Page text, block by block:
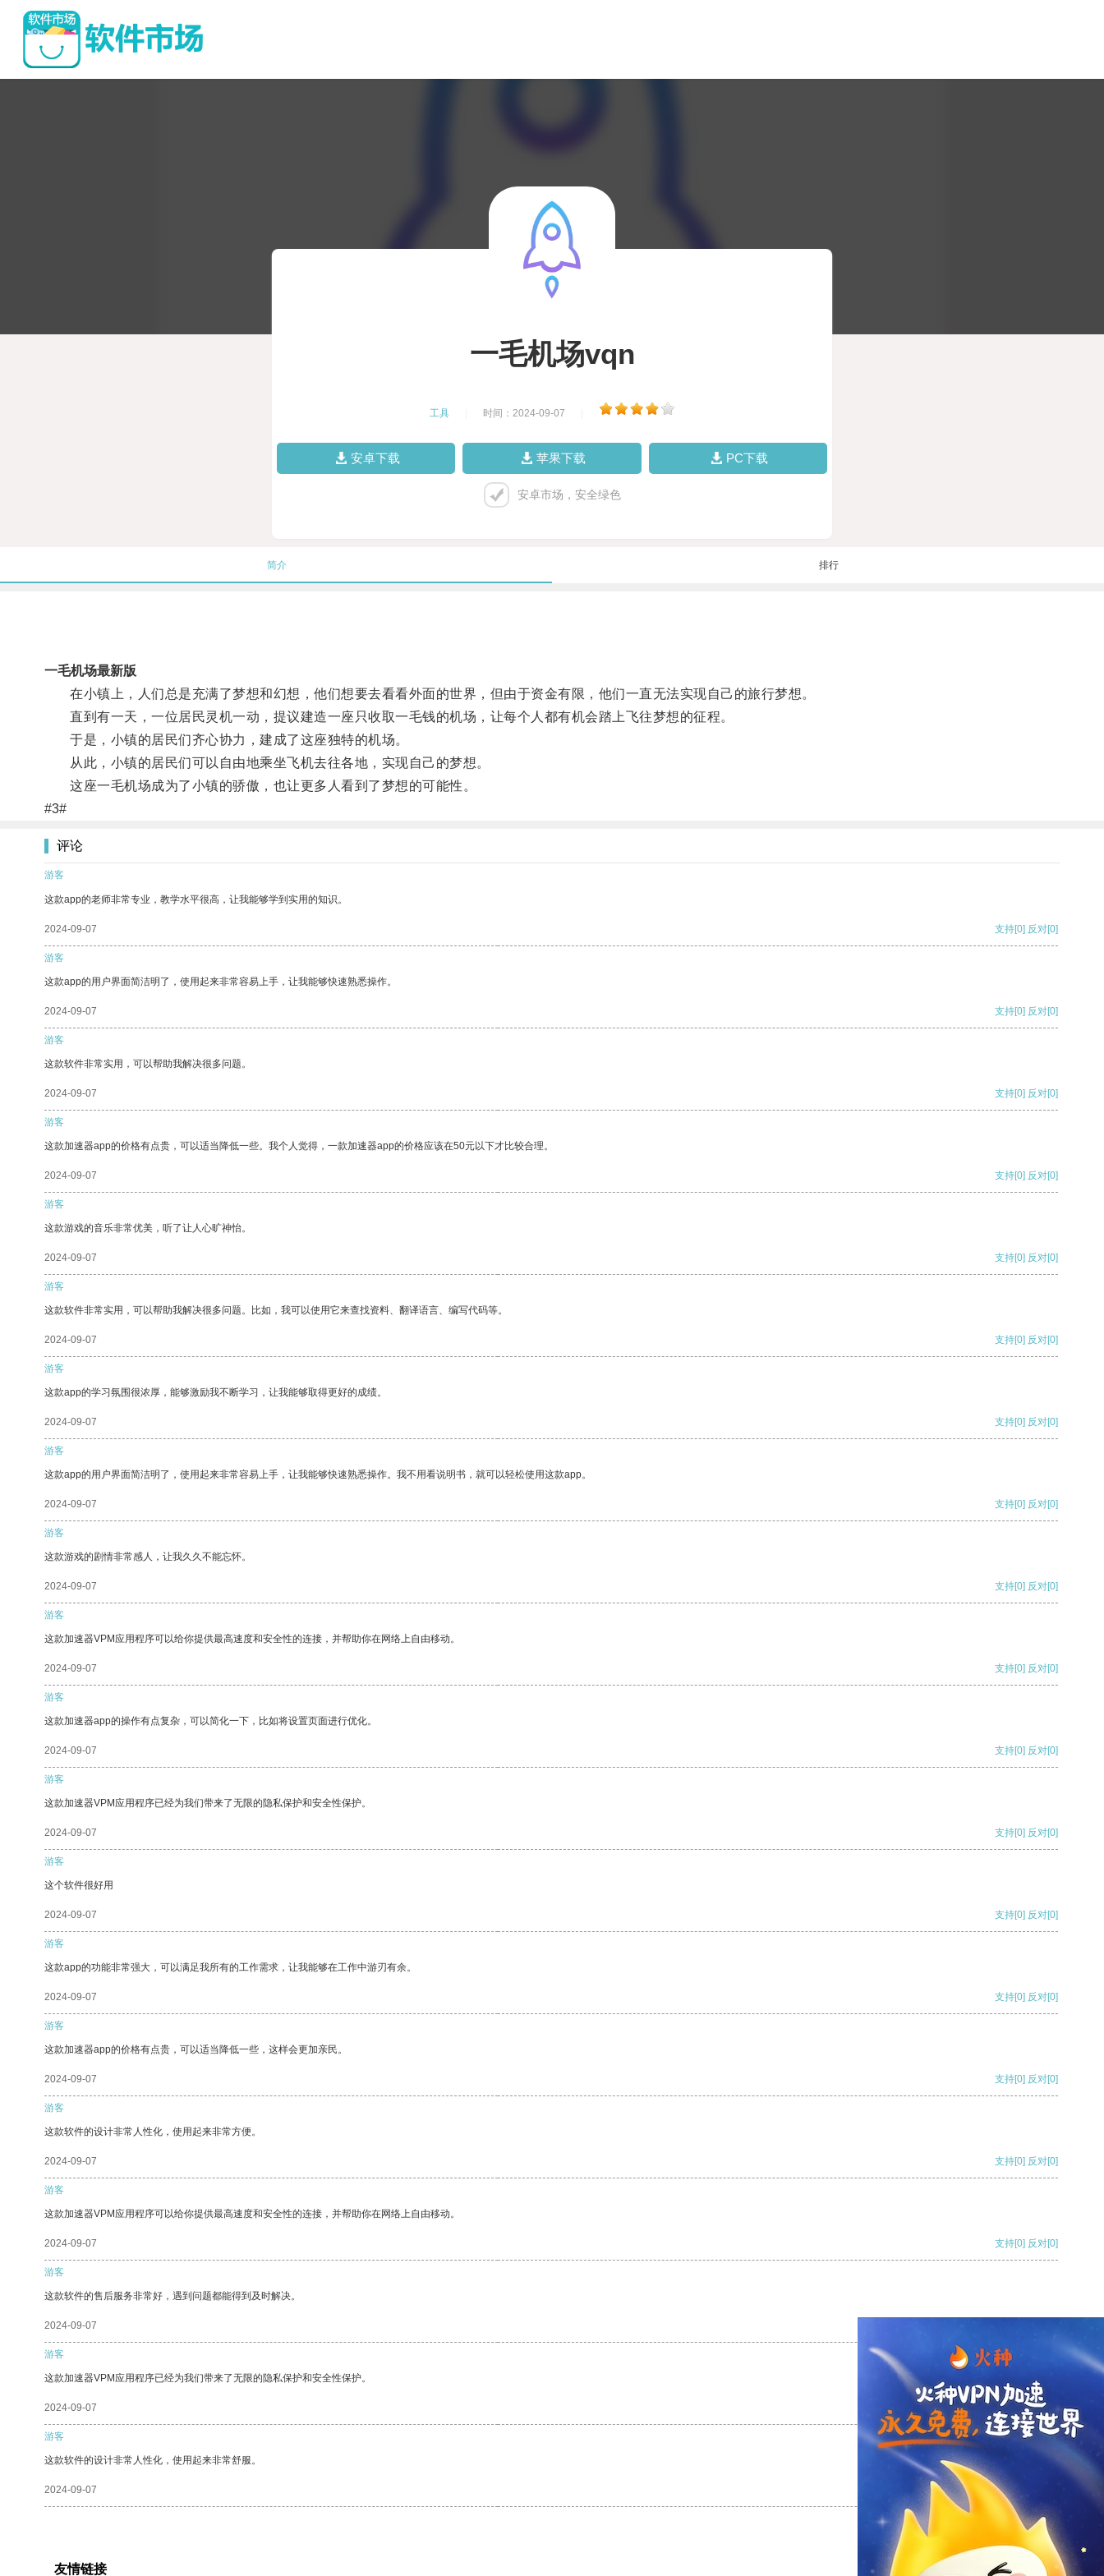
一毛机场vqn
工具 时间：2024-09-07
安卓下载 苹果下载 PC下载
安卓市场，安全绿色
简介 排行
一毛机场最新版
在小镇上，人们总是充满了梦想和幻想，他们想要去看看外面的世界，但由于资金有限，他们一直无法实现自己的旅行梦想。
直到有一天，一位居民灵机一动，提议建造一座只收取一毛钱的机场，让每个人都有机会踏上飞往梦想的征程。
于是，小镇的居民们齐心协力，建成了这座独特的机场。
从此，小镇的居民们可以自由地乘坐飞机去往各地，实现自己的梦想。
这座一毛机场成为了小镇的骄傲，也让更多人看到了梦想的可能性。
#3#
评论
游客
这款app的老师非常专业，教学水平很高，让我能够学到实用的知识。
2024-09-07 支持[0] 反对[0]
游客
这款app的用户界面简洁明了，使用起来非常容易上手，让我能够快速熟悉操作。
2024-09-07 支持[0] 反对[0]
游客
这款软件非常实用，可以帮助我解决很多问题。
2024-09-07 支持[0] 反对[0]
游客
这款加速器app的价格有点贵，可以适当降低一些。我个人觉得，一款加速器app的价格应该在50元以下才比较合理。
2024-09-07 支持[0] 反对[0]
游客
这款游戏的音乐非常优美，听了让人心旷神怡。
2024-09-07 支持[0] 反对[0]
游客
这款软件非常实用，可以帮助我解决很多问题。比如，我可以使用它来查找资料、翻译语言、编写代码等。
2024-09-07 支持[0] 反对[0]
游客
这款app的学习氛围很浓厚，能够激励我不断学习，让我能够取得更好的成绩。
2024-09-07 支持[0] 反对[0]
游客
这款app的用户界面简洁明了，使用起来非常容易上手，让我能够快速熟悉操作。我不用看说明书，就可以轻松使用这款app。
2024-09-07 支持[0] 反对[0]
游客
这款游戏的剧情非常感人，让我久久不能忘怀。
2024-09-07 支持[0] 反对[0]
游客
这款加速器VPM应用程序可以给你提供最高速度和安全性的连接，并帮助你在网络上自由移动。
2024-09-07 支持[0] 反对[0]
游客
这款加速器app的操作有点复杂，可以简化一下，比如将设置页面进行优化。
2024-09-07 支持[0] 反对[0]
游客
这款加速器VPM应用程序已经为我们带来了无限的隐私保护和安全性保护。
2024-09-07 支持[0] 反对[0]
游客
这个软件很好用
2024-09-07 支持[0] 反对[0]
游客
这款app的功能非常强大，可以满足我所有的工作需求，让我能够在工作中游刃有余。
2024-09-07 支持[0] 反对[0]
游客
这款加速器app的价格有点贵，可以适当降低一些，这样会更加亲民。
2024-09-07 支持[0] 反对[0]
游客
这款软件的设计非常人性化，使用起来非常方便。
2024-09-07 支持[0] 反对[0]
游客
这款加速器VPM应用程序可以给你提供最高速度和安全性的连接，并帮助你在网络上自由移动。
2024-09-07 支持[0] 反对[0]
游客
这款软件的售后服务非常好，遇到问题都能得到及时解决。
2024-09-07
游客
这款加速器VPM应用程序已经为我们带来了无限的隐私保护和安全性保护。
2024-09-07 支持 [0] 反对 [0]
游客
这款软件的设计非常人性化，使用起来非常舒服。
2024-09-07 支持
友情链接